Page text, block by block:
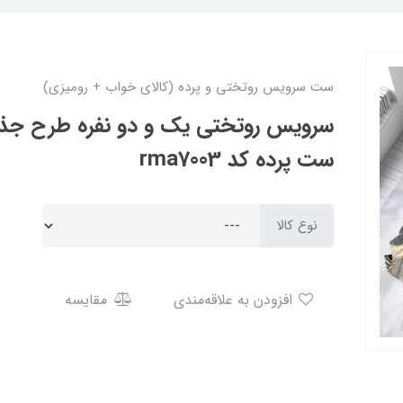
ست سرویس روتختی و پرده (کالای خواب + رومیزی)
سرویس روتختی یک و دو نفره طرح
ست پرده کد rma7003
نوع کالا
مقایسه